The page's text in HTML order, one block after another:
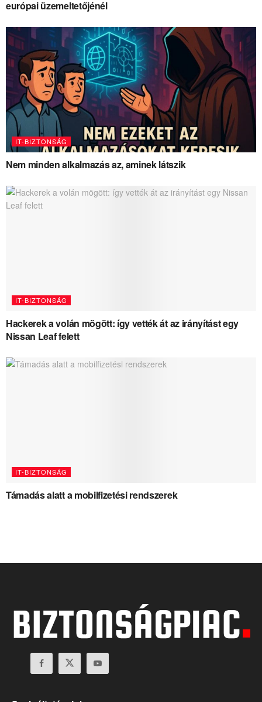
európai üzemeltetőjénél
IT-BIZTONSÁG
Nem minden alkalmazás az, aminek látszik
IT-BIZTONSÁG
Hackerek a volán mögött: így vették át az irányítást egy
Nissan Leaf felett
IT-BIZTONSÁG
Támadás alatt a mobilfizetési rendszerek